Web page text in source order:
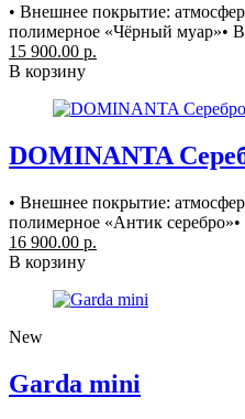
• Внешнее покрытие:
полимерное «Чёрный муар»•
15 900.00 р.
В корзину
DOMINANTA
• Внешнее покрытие:
полимерное «Антик
16 900.00 р.
В корзину
New
Garda mini